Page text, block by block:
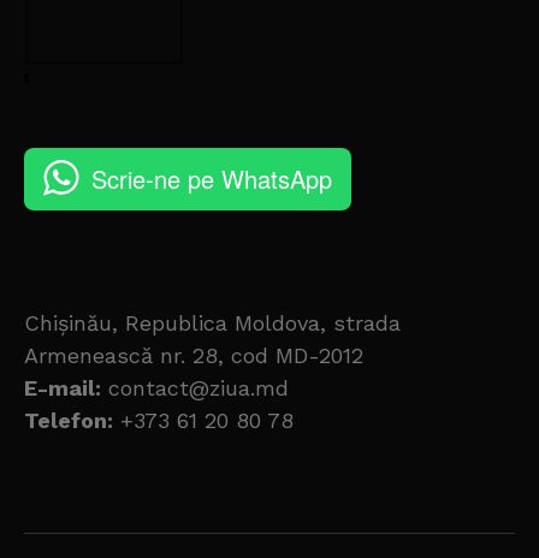
Scrie-ne pe WhatsApp
Chișinău, Republica Moldova, strada
Armenească nr. 28, cod MD-2012
E-mail: contact@ziua.md
Telefon: +373 61 20 80 78